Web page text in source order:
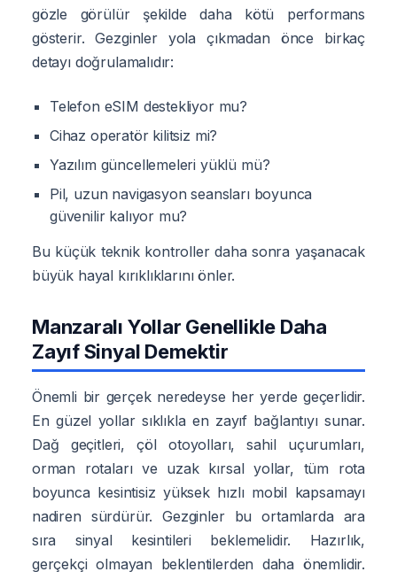
gözle görülür şekilde daha kötü performans
gösterir. Gezginler yola çıkmadan önce birkaç
detayı doğrulamalıdır:
Telefon eSIM destekliyor mu?
Cihaz operatör kilitsiz mi?
Yazılım güncellemeleri yüklü mü?
Pil, uzun navigasyon seansları boyunca
güvenilir kalıyor mu?
Bu küçük teknik kontroller daha sonra yaşanacak
büyük hayal kırıklıklarını önler.
Manzaralı Yollar Genellikle Daha
Zayıf Sinyal Demektir
Önemli bir gerçek neredeyse her yerde geçerlidir.
En güzel yollar sıklıkla en zayıf bağlantıyı sunar.
Dağ geçitleri, çöl otoyolları, sahil uçurumları,
orman rotaları ve uzak kırsal yollar, tüm rota
boyunca kesintisiz yüksek hızlı mobil kapsamayı
nadiren sürdürür. Gezginler bu ortamlarda ara
sıra sinyal kesintileri beklemelidir. Hazırlık,
gerçekçi olmayan beklentilerden daha önemlidir.